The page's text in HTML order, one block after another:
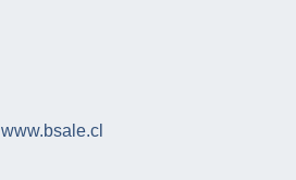
www.bsale.cl